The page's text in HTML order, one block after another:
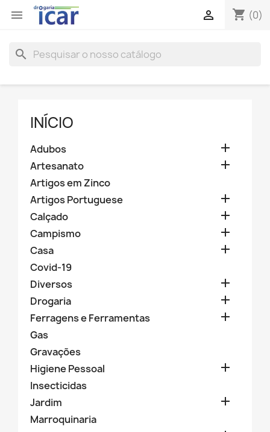
 shopping_cart (0)

search
INÍCIO
Adubos 
Artesanato 
Artigos em Zinco
Artigos Portuguese

Calçado 
Campismo 
Casa 
Covid-19
Diversos

Drogaria 
Ferragens e Ferramentas 
Gas
Gravações
Higiene Pessoal

Insecticidas
Jardim

Marroquinaria